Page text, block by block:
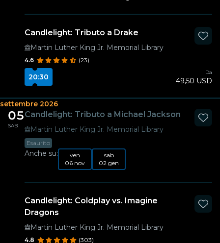
Candlelight: Tributo a Drake
Martin Luther King Jr. Memorial Library
4.6 (23)
20:30
Da
49,50 USD
settembre 2026
05
SAB
Candlelight: Tributo a Michael Jackson
Martin Luther King Jr. Memorial Library
Esaurito
Anche su:
ven
06 nov
sab
02 gen
Candlelight: Coldplay vs. Imagine
Dragons
Martin Luther King Jr. Memorial Library
4.8 (303)